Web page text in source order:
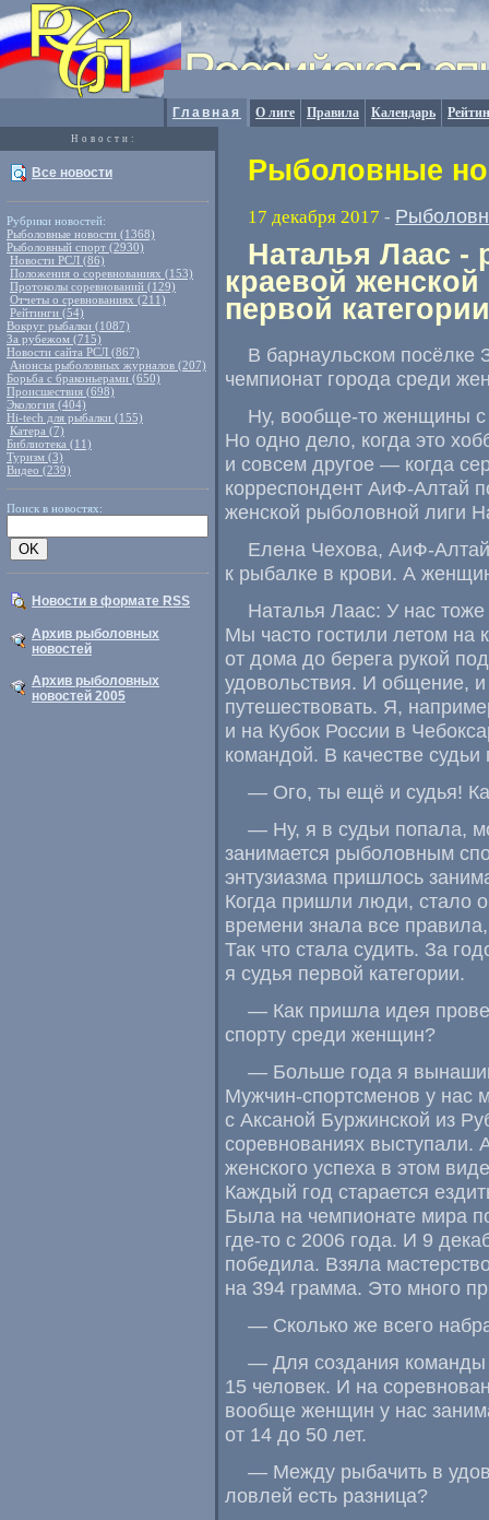
Главная О лиге Правила Календарь
Новости:
Все новости
Рубрики новостей:
Рыболовные новости (1368)
Рыболовный спорт (2930)
Новости РСЛ (86)
Положения о соревнованиях (153)
Протоколы соревнований (129)
Отчеты о сревнованиях (211)
Рейтинги (54)
Вокруг рыбалки (1087)
За рубежом (715)
Новости сайта РСЛ (867)
Анонсы рыболовных журналов (207)
Борьба с браконьерами (650)
Происшествия (698)
Экология (404)
Hi-tech для рыбалки (155)
Катера (7)
Библиотека (11)
Туризм (3)
Видео (239)
Поиск в новостях:
Новости в формате RSS
Архив рыболовных
новостей
Архив рыболовных
новостей 2005
Рыболовные
17 декабря 2017 -
Наталья Лаас -
краевой
первой
В барнаульском посёлке
чемпионат города среди
Ну, вообще-то женщины с
Но одно дело, когда это
и совсем другое — когда
корреспондент АиФ-Алтай
женской рыболовной лиги
Елена Чехова, АиФ-
к рыбалке в крови. А
Наталья Лаас: У нас
Мы часто гостили летом на
от дома до берега рукой
удовольствия. И общение,
путешествовать. Я,
и на Кубок России в
командой. В качестве
— Ого, ты ещё и судья!
— Ну, я в судьи попала,
занимается рыболовным
энтузиазма пришлось
Когда пришли люди, стало
времени знала все правила,
Так что стала судить. За
я судья первой категории.
— Как пришла идея
спорту среди женщин?
— Больше года я
Мужчин-спортсменов у
с Аксаной Буржинской из
соревнованиях выступали.
женского успеха в этом
Каждый год старается
Была на чемпионате мира
где-то с 2006 года. И 9
победила. Взяла
на 394 грамма. Это много
— Сколько же всего
— Для создания
15 человек. И на
вообще женщин у нас
от 14 до 50 лет.
— Между рыбачить в
ловлей есть разница?